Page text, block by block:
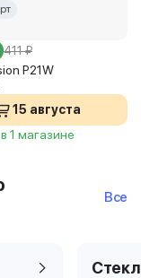
411 ₽
P21W
15 августа
в 1 магазине
Все